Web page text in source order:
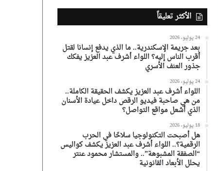
الأكثر تعليقاً
24 يوليو، 2026
بعد جريمة الإسكندرية.. ما الذي يدفع إنسانا لقتل
أقرب الناس إليه؟ اللواء أشرف عبد العزيز يفكك
جذور العنف الأسري
24 يوليو، 2026
اللواء أشرف عبد العزيز يكشف الحقيقة الكاملة..
من هي صاحبة فيديو الرقص داخل عيادة الأسنان
الذي أشعل مواقع التواصل؟
18 يوليو، 2026
هل أصبحت التكنولوجيا سلاحًا في الحرب
الرقمية؟.. اللواء أشرف عبد العزيز يكشف كواليس
“الصفقة المشبوهة”.. والمستشار محمود عنتر
يحلل الأبعاد القانونية